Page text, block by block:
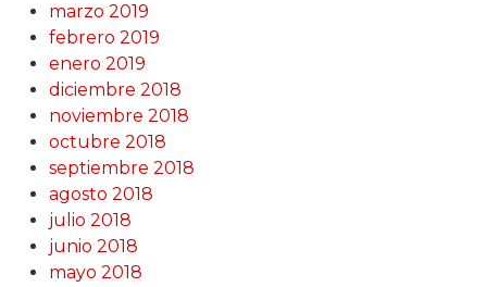
marzo 2019
febrero 2019
enero 2019
diciembre 2018
noviembre 2018
octubre 2018
septiembre 2018
agosto 2018
julio 2018
junio 2018
mayo 2018